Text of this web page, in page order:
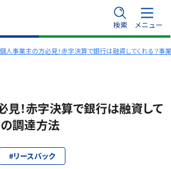
検索 メニュー
個人事業主の方必見！赤字決算で銀行は融資してくれる？事
！赤字決算で銀行は融資して
調達方法
#リースバック